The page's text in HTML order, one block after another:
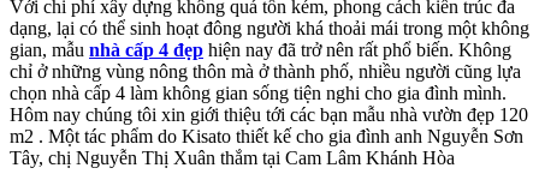
Với chi phí xây dựng không quá tốn kém, phong cách kiến trúc đa
dạng, lại có thể sinh hoạt đông người khá thoải mái trong một không
gian, mẫu nhà cấp 4 đẹp hiện nay đã trở nên rất phổ biến. Không
chỉ ở những vùng nông thôn mà ở thành phố, nhiều người cũng lựa
chọn nhà cấp 4 làm không gian sống tiện nghi cho gia đình mình.
Hôm nay chúng tôi xin giới thiệu tới các bạn mẫu nhà vườn đẹp 120
m2 . Một tác phẩm do Kisato thiết kế cho gia đình anh Nguyễn Sơn
Tây, chị Nguyễn Thị Xuân thắm tại Cam Lâm Khánh Hòa